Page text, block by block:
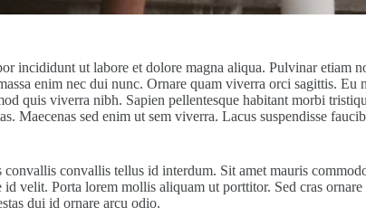
incididunt ut labore et dolore magna aliqua. Pulvinar etiam
enim nec dui nunc. Ornare quam viverra orci sagittis.
quis viverra nibh. Sapien pellentesque habitant morbi
Maecenas sed enim ut sem viverra. Lacus suspendisse
convallis convallis tellus id interdum. Sit amet mauris
velit. Porta lorem mollis aliquam ut porttitor. Sed cras
dui id ornare arcu odio.